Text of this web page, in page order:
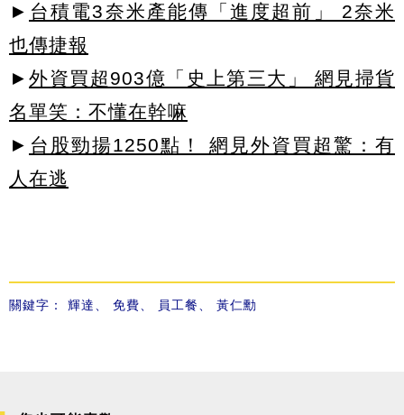
► 台積電3奈米產能傳「進度超前」 2奈米
也傳捷報
► 外資買超903億「史上第三大」 網見掃貨
名單笑：不懂在幹嘛
► 台股勁揚1250點！ 網見外資買超驚：有
人在逃
關鍵字： 輝達、 免費、 員工餐、 黃仁勳